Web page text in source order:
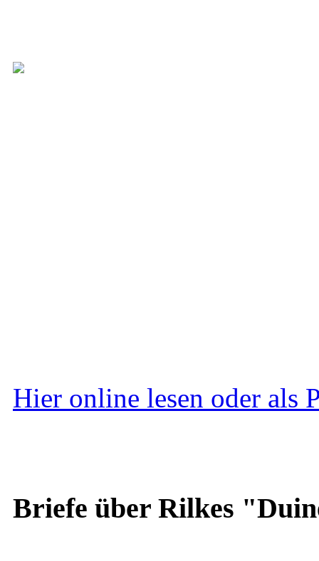
Hier online lesen oder als
Briefe über Rilkes